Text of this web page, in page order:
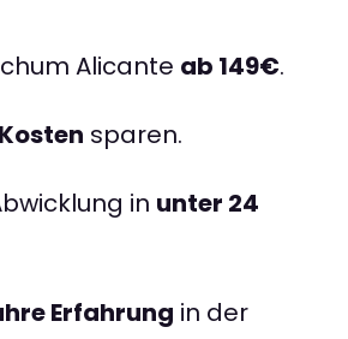
Alicante ab 149€.
sparen.
in unter 24
Erfahrung in der